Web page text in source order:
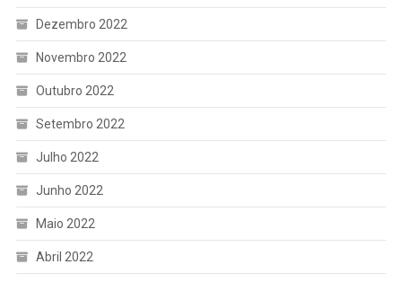
Dezembro 2022
Novembro 2022
Outubro 2022
Setembro 2022
Julho 2022
Junho 2022
Maio 2022
Abril 2022